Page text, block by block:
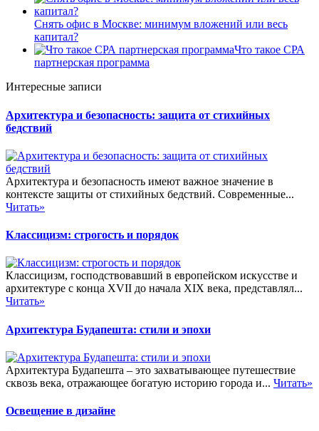
Снять офис в Москве: минимум вложений или весь
капитал?
Что такое СРА
партнерская программа
Интересные записи
Архитектура и безопасность: защита от стихийных
бедствий
Архитектура и безопасность имеют важное значение в
контексте защиты от стихийных бедствий. Современные...
Читать»
Классицизм: строгость и порядок
Классицизм, господствовавший в европейском искусстве и
архитектуре с конца XVII до начала XIX века, представлял...
Читать»
Архитектура Будапешта: стили и эпохи
Архитектура Будапешта – это захватывающее путешествие
сквозь века, отражающее богатую историю города и... Читать»
Освещение в дизайне